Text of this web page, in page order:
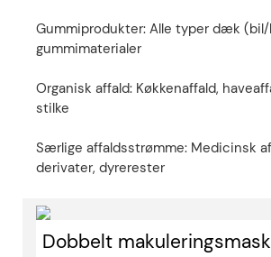
Gummiprodukter: Alle typer dæk
gummimaterialer
Organisk affald: Køkkenaffald,
stilke
Særlige affaldsstrømme: Medicinsk
derivater, dyrerester
Dobbelt